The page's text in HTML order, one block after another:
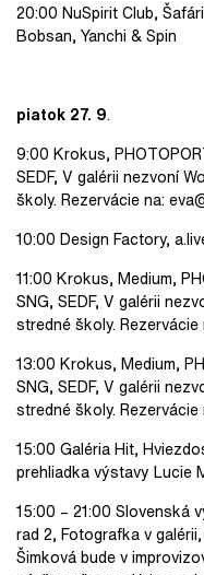
20:00 NuSpirit Club,
Bobsan, Yanchi & Spin
piatok 27. 9.
9:00 Krokus,
SEDF, V galérii nezvoní
školy. Rezervácie na:
10:00 Design Factory,
11:00 Krokus, Medium,
SNG, SEDF, V galérii
stredné školy. Rezervácie
13:00 Krokus, Medium,
SNG, SEDF, V galérii
stredné školy. Rezervácie
15:00 Galéria Hit,
prehliadka výstavy Lucie
15:00 – 21:00 Slovenská
rad 2, Fotografka v
Šimková bude v